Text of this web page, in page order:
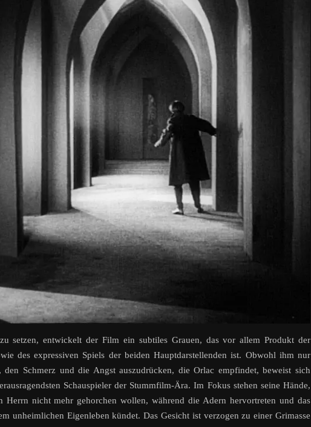
setzen, entwickelt der Film ein subtiles Grauen, das vor allem Produkt der
des expressiven Spiels der beiden Hauptdarstellenden ist. Obwohl ihm nur
Schmerz und die Angst auszudrücken, die Orlac empfindet, beweist sich
Schauspieler der Stummfilm-Ära. Im Fokus stehen seine Hände,
nicht mehr gehorchen wollen, während die Adern hervortreten und das
unheimlichen Eigenleben kündet. Das Gesicht ist verzogen zu einer Grimasse